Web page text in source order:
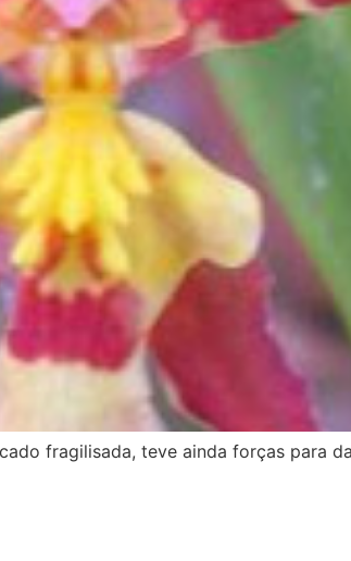
fragilisada, teve ainda forças para